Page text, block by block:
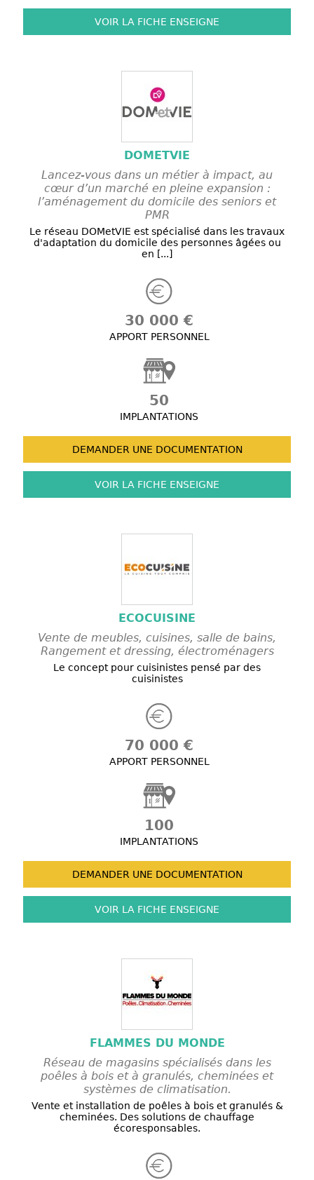
VOIR LA FICHE ENSEIGNE
DOMETVIE
Lancez-vous dans un métier à impact, au
cœur d’un marché en pleine expansion :
l’aménagement du domicile des seniors et
PMR
Le réseau DOMetVIE est spécialisé dans les travaux
d'adaptation du domicile des personnes âgées ou
en [...]
30 000 €
APPORT PERSONNEL
50
IMPLANTATIONS
DEMANDER UNE DOCUMENTATION
VOIR LA FICHE ENSEIGNE
ECOCUISINE
Vente de meubles, cuisines, salle de bains,
Rangement et dressing, électroménagers
Le concept pour cuisinistes pensé par des
cuisinistes
70 000 €
APPORT PERSONNEL
100
IMPLANTATIONS
DEMANDER UNE DOCUMENTATION
VOIR LA FICHE ENSEIGNE
FLAMMES DU MONDE
Réseau de magasins spécialisés dans les
poêles à bois et à granulés, cheminées et
systèmes de climatisation.
Vente et installation de poêles à bois et granulés &
cheminées. Des solutions de chauffage
écoresponsables.